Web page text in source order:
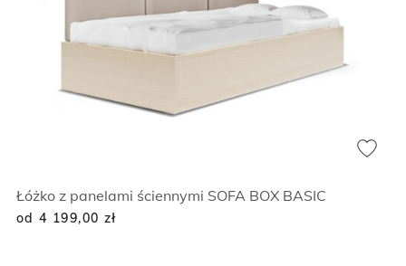
Łóżko z panelami ściennymi SOFA BOX BASIC
od 4 199,00 zł